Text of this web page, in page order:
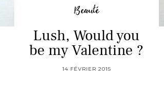
Beauté
Lush, Would you
be my Valentine ?
14 FÉVRIER 2015